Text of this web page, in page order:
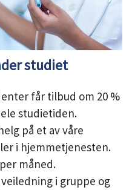
studiet
får tilbud om 20 %
studietiden.
på et av våre
i hjemmetjenesten.
måned.
i gruppe og